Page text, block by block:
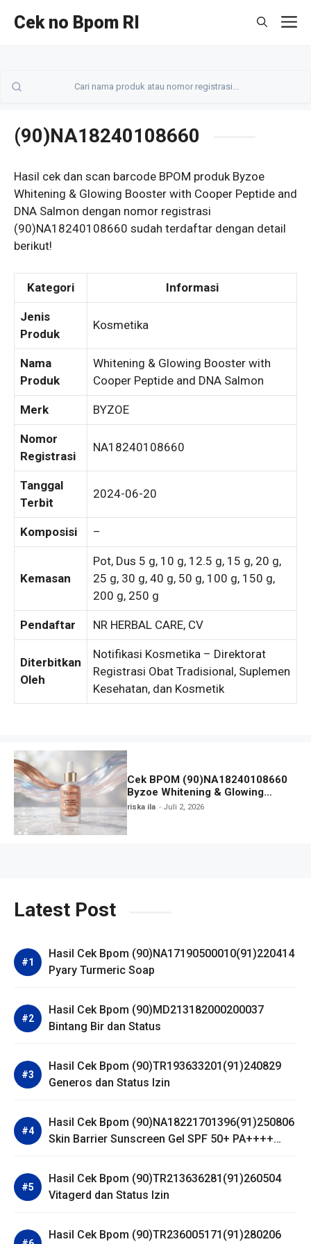
Cek no Bpom RI
(90)NA18240108660
Hasil cek dan scan barcode BPOM produk Byzoe
Whitening & Glowing Booster with Cooper Peptide and
DNA Salmon dengan nomor registrasi
(90)NA18240108660 sudah terdaftar dengan detail
berikut!
Kategori Informasi
Jenis
Produk
Kosmetika
Nama
Produk
Whitening & Glowing Booster with
Cooper Peptide and DNA Salmon
Merk BYZOE
Nomor
Registrasi
NA18240108660
Tanggal
Terbit
2024-06-20
Komposisi –
Kemasan
Pot, Dus 5 g, 10 g, 12.5 g, 15 g, 20 g,
25 g, 30 g, 40 g, 50 g, 100 g, 150 g,
200 g, 250 g
Pendaftar NR HERBAL CARE, CV
Diterbitkan
Oleh
Notifikasi Kosmetika – Direktorat
Registrasi Obat Tradisional, Suplemen
Kesehatan, dan Kosmetik
Cek BPOM (90)NA18240108660
Byzoe Whitening & Glowing
Booster with Cooper Peptide and
riska ila Juli 2, 2026
Latest Post
Hasil Cek Bpom (90)NA17190500010(91)220414
Pyary Turmeric Soap
Hasil Cek Bpom (90)MD213182000200037
Bintang Bir dan Status
Hasil Cek Bpom (90)TR193633201(91)240829
Generos dan Status Izin
Hasil Cek Bpom (90)NA18221701396(91)250806
Skin Barrier Sunscreen Gel SPF 50+ PA++++
Hasil Cek Bpom (90)TR213636281(91)260504
Vitagerd dan Status Izin
Hasil Cek Bpom (90)TR236005171(91)280206